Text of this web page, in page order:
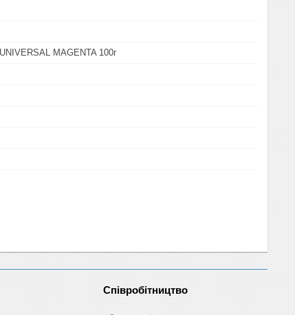
MAGENTA 100г
Співробітництво